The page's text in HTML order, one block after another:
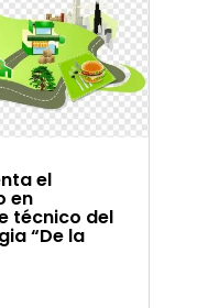
el
en
técnico del
“De la